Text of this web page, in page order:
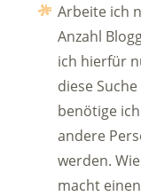
Arbeite ich
Anzahl
ich hierfür
diese
benötige
andere
werden.
macht